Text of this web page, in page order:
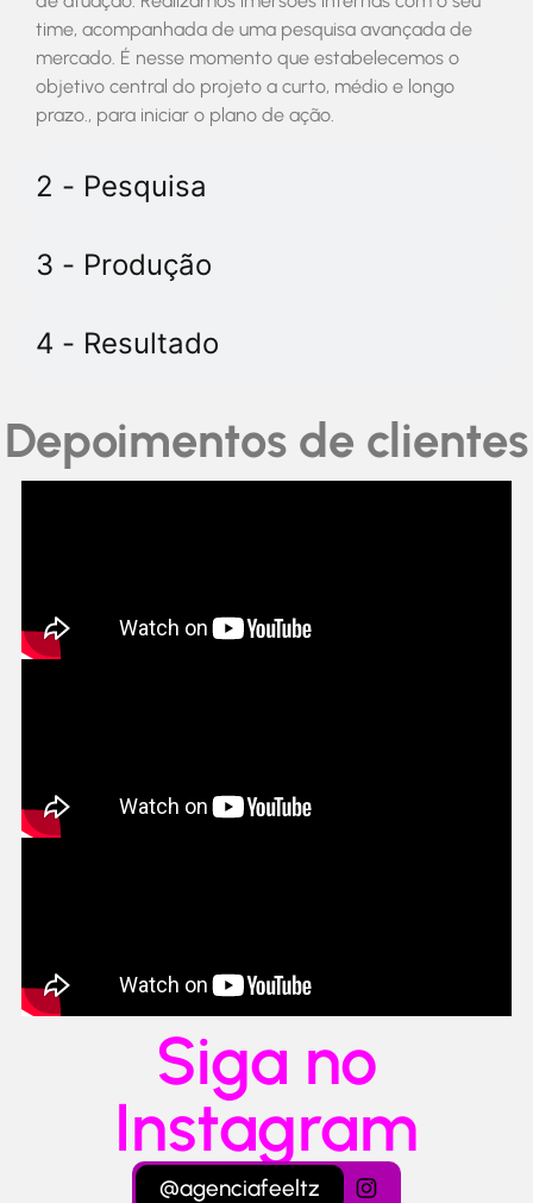
2 - Pesquisa
3 - Produção
4 - Resultado
time, acompanhada de uma pesquisa avançada de
mercado. É nesse momento que estabelecemos o
objetivo central do projeto a curto, médio e longo
prazo., para iniciar o plano de ação.
Depoimentos de clientes
Siga no
Instagram
@agenciafeeltz